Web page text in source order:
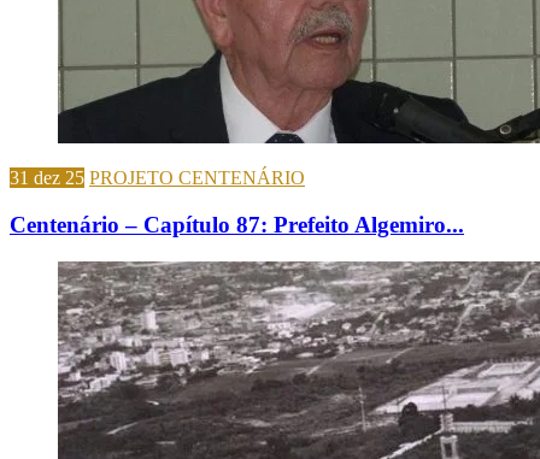
31 dez 25 PROJETO CENTENÁRIO
Centenário – Capítulo 87: Prefeito Algemiro...